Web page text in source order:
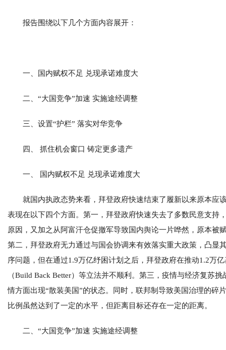
报告围绕以下几个方面内容展开：
一、国内赋权不足 兑现承诺难度大
二、“大国竞争”加速 实施途经调整
三、设置“护栏” 落实对华竞争
四、 抓住机会窗口 铸定更多遗产
一、 国内赋权不足 兑现承诺难度大
就国内执政态势来看，拜登政府快速结束了履新以来原本应
表现在以下四个方面。第一，拜登政府快速失去了多数民意支持
原因，又加之从阿富汗仓促撤军导致国内舆论一片哗然，原本被
第二，拜登政府无力通过与国会协调来有效落实重大政策，凸显
序问题，但在通过1.9万亿纾困计划之后，拜登政府在推动1.2万
（Build Back Better）等立法并不顺利。第三，疫情与经济复苏
情方面出现“散装美国”的状态。同时，联邦制导致美国治理的碎
比例虽然达到了一定的水平，但距离目标还存在一定的距离。
二、“大国竞争”加速 实施途经调整